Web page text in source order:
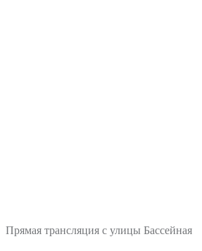
Прямая трансляция с улицы Бассейная